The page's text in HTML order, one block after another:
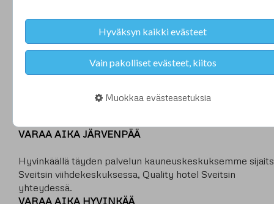
Salon-Ki palvelee
Järvenpäässä ja Hyvinkäällä
Järvenpäässä parturi-kampaamomme sijaitsee
VARAA AIKA JÄRVENPÄÄ
Hyvinkäällä täyden palvelun kauneuskeskuksemme
Sveitsin viihdekeskuksessa, Quality hotel Sveitsin
yhteydessä.
VARAA AIKA HYVINKÄÄ
Hyväksyn kaikki evästeet
Vain pakolliset evästeet, kiitos
Muokkaa evästeasetuksia